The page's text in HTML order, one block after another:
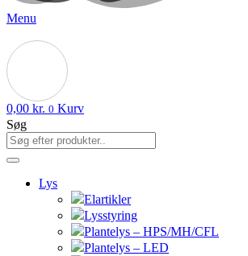
Menu
0,00 kr. 0 Kurv
Søg
Lys
Elartikler
Lysstyring
Plantelys – HPS/MH/CFL
Plantelys – LED